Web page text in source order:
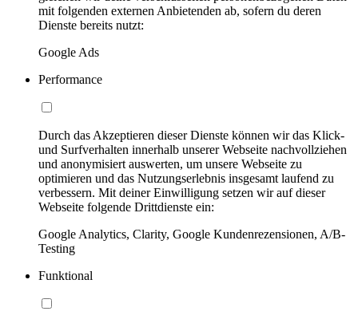
mit folgenden externen Anbietenden ab, sofern du deren
Dienste bereits nutzt:
Google Ads
Performance
Durch das Akzeptieren dieser Dienste können wir das Klick-
und Surfverhalten innerhalb unserer Webseite nachvollziehen
und anonymisiert auswerten, um unsere Webseite zu
optimieren und das Nutzungserlebnis insgesamt laufend zu
verbessern. Mit deiner Einwilligung setzen wir auf dieser
Webseite folgende Drittdienste ein:
Google Analytics, Clarity, Google Kundenrezensionen, A/B-
Testing
Funktional